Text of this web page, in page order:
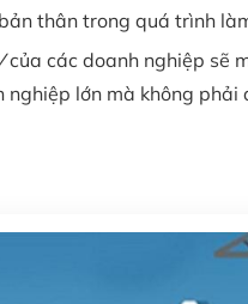
thân trong quá trình
của các doanh nghiệp sẽ
lớn mà không phải